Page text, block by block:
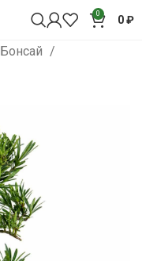
0 0₽
Бонсай